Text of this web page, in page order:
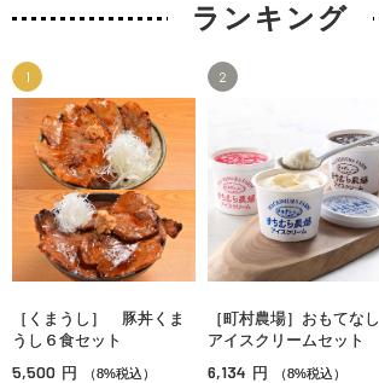
ランキング
1
［くまうし］ 豚丼くま
うし６食セット
5,500 円 （8%税込）
2
［町村農場］おもてなし
アイスクリームセット
6,134 円 （8%税込）